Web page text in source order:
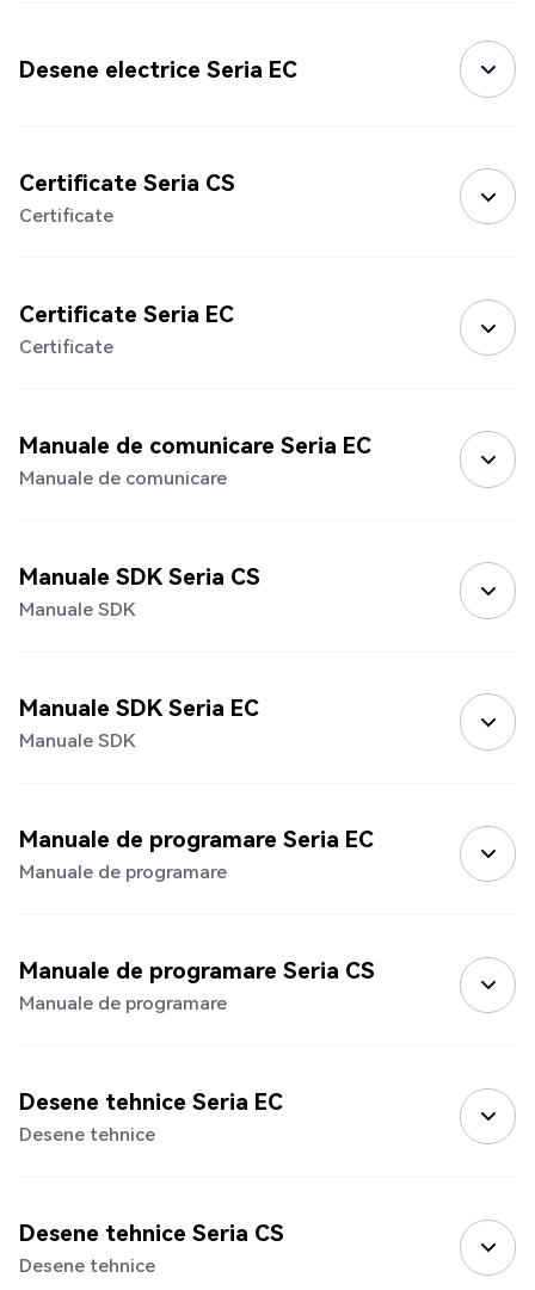
Desene electrice Seria EC
Certificate Seria CS
Certificate
Certificate Seria EC
Certificate
Manuale de comunicare Seria EC
Manuale de comunicare
Manuale SDK Seria CS
Manuale SDK
Manuale SDK Seria EC
Manuale SDK
Manuale de programare Seria EC
Manuale de programare
Manuale de programare Seria CS
Manuale de programare
Desene tehnice Seria EC
Desene tehnice
Desene tehnice Seria CS
Desene tehnice